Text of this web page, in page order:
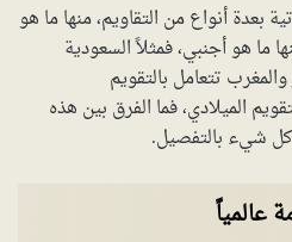
بعدة أنواع من التقاويم، منها ما هو
ما هو أجنبي، فمثلاً السعودية
تتعامل بالتقويم
الميلادي، فما الفرق بين هذه
كل شيء بالتفصيل.
عالمياً